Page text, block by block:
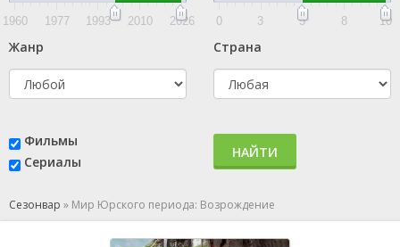
1960 1977 1993 2010 2026 0 3 5 8 10
Жанр Страна
Фильмы
Сериалы
НАЙТИ
Сезонвар » Мир Юрского периода: Возрождение